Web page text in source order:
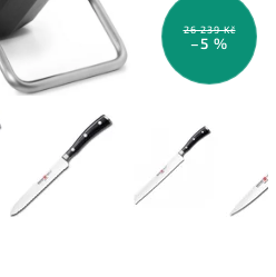
26 239 Kč
–5 %